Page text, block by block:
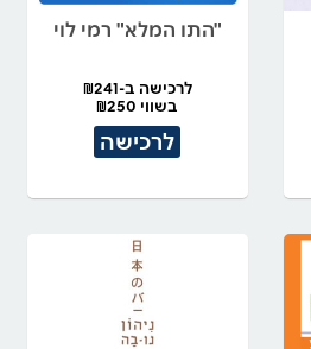
"התו המלא" רמי לוי
לרכישה ב-₪241
בשווי ₪250
לרכישה